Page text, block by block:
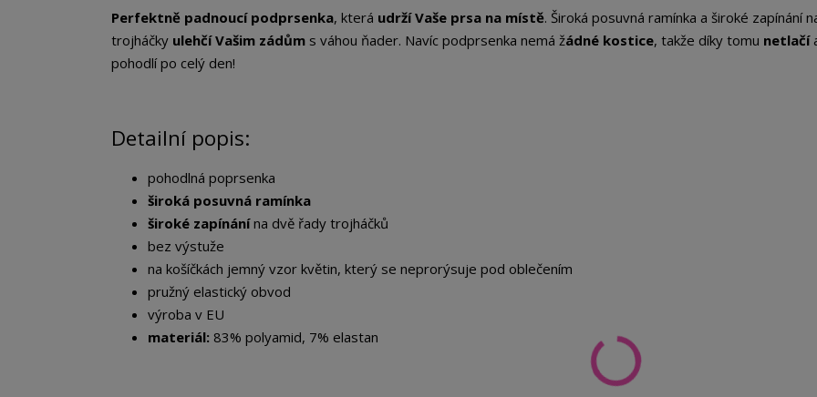
Perfektně padnoucí podprsenka, která udrží Vaše prsa na místě. Široká posuvná ramínka a široké zapínání
trojháčky ulehčí Vašim zádům s váhou ňader. Navíc podprsenka nemá žádné kostice, takže díky tomu netlačí
pohodlí po celý den!
Detailní popis:
pohodlná poprsenka
široká posuvná ramínka
široké zapínánína dvě řady trojháčků
bez výstuže
na košíčkách jemný vzor květin, který se neprorýsuje pod oblečením
pružný elastický obvod
výroba v EU
materiál: 83% polyamid, 7% elastan